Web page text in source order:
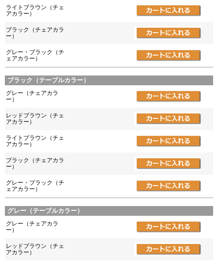
ライトブラウン（チェ
アカラー）
ブラック（チェアカラ
ー）
グレー・ブラック（チ
ェアカラー）
ブラック（テーブルカラー）
グレー（チェアカラ
ー）
レッドブラウン（チェ
アカラー）
ライトブラウン（チェ
アカラー）
ブラック（チェアカラ
ー）
グレー・ブラック（チ
ェアカラー）
グレー（テーブルカラー）
グレー（チェアカラ
ー）
レッドブラウン（チェ
アカラー）